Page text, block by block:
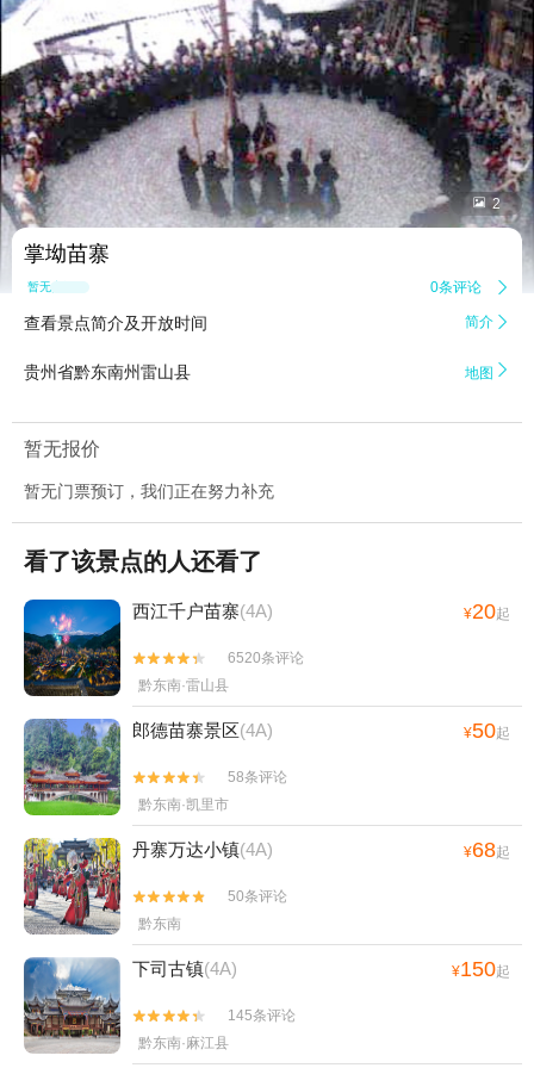
 2
掌坳苗寨
暂无点评 0条评论 
查看景点简介及开放时间 简介 
贵州省黔东南州雷山县 地图 
暂无报价
暂无门票预订，我们正在努力补充
看了该景点的人还看了
西江千户苗寨(4A) ¥20起


6520条评论
黔东南·雷山县
郎德苗寨景区(4A) ¥50起


58条评论
黔东南·凯里市
丹寨万达小镇(4A) ¥68起


50条评论
黔东南
下司古镇(4A) ¥150起


145条评论
黔东南·麻江县
